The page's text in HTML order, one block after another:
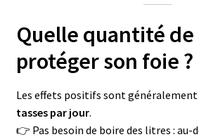
Quelle quantité
protéger son foie ?
Les effets positifs sont généralement
tasses par jour.
👉 Pas besoin de boire des litres : au-